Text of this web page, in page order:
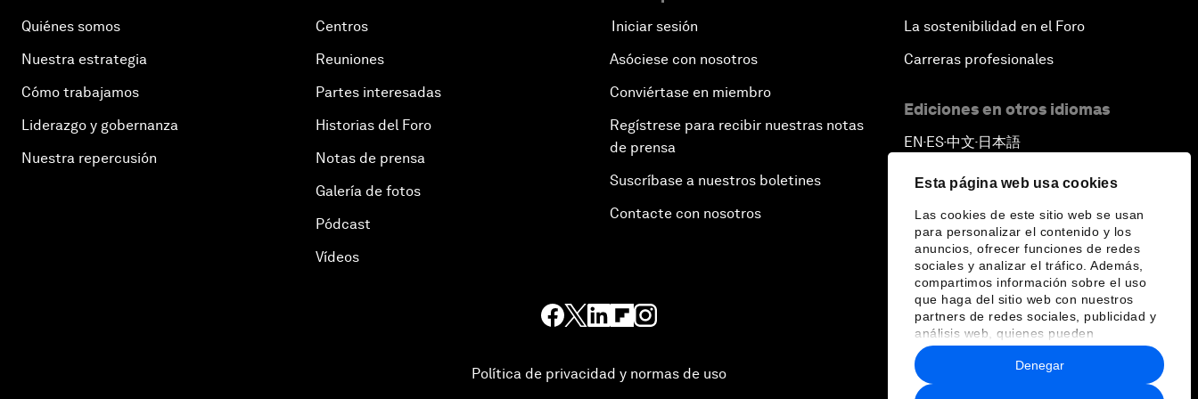
Esta página web usa cookies
Las cookies de este sitio web se usan
para personalizar el contenido y los
anuncios, ofrecer funciones de redes
sociales y analizar el tráfico. Además,
compartimos información sobre el uso
que haga del sitio web con nuestros
partners de redes sociales, publicidad y
análisis web, quienes pueden
combinarla con otra información que les
haya proporcionado o que hayan
recopilado a partir del uso que haya
Denegar
Quiénes somos
Nuestra estrategia
Cómo trabajamos
Liderazgo y gobernanza
Nuestra repercusión
Centros
Reuniones
Partes interesadas
Historias del Foro
Notas de prensa
Galería de fotos
Pódcast
Vídeos
Iniciar sesión
Asóciese con nosotros
Conviértase en miembro
Regístrese para recibir nuestras notas
de prensa
Suscríbase a nuestros boletines
Contacte con nosotros
La sostenibilidad en el Foro
Carreras profesionales
Ediciones en otros idiomas
EN ▪ ES▪中文▪ 日本語
Política de privacidad y normas de uso